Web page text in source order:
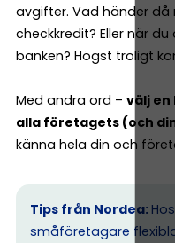
avgifter. Vad händer då
checkkredit? Eller när
banken? Högst troligt
Med andra ord – välj en
alla företagets (och
känna hela din och
Tips från Nordea:
småföretagare